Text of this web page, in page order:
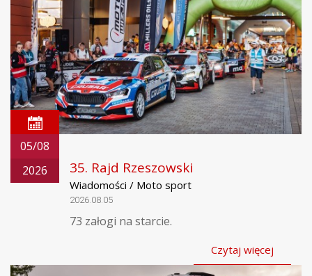
05/08
2026
35. Rajd Rzeszowski
Wiadomości / Moto sport
2026.08.05
73 załogi na starcie.
Czytaj więcej